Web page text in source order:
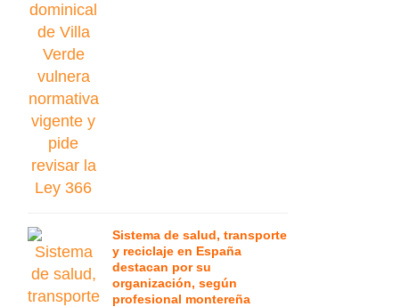
Sistema de salud, transporte
y reciclaje en España
destacan por su
organización, según
profesional montereña